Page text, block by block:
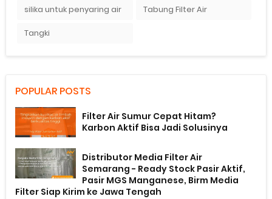
silika untuk penyaring air Tabung Filter Air
Tangki
POPULAR POSTS
Filter Air Sumur Cepat Hitam?
Karbon Aktif Bisa Jadi Solusinya
Distributor Media Filter Air
Semarang - Ready Stock Pasir Aktif,
Pasir MGS Manganese, Birm Media
Filter Siap Kirim ke Jawa Tengah